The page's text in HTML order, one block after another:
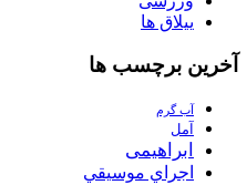
ییلاق ها
آخرین برچسب ها
آب گرم
آمل
ابراهیمی
اجراي موسيقي